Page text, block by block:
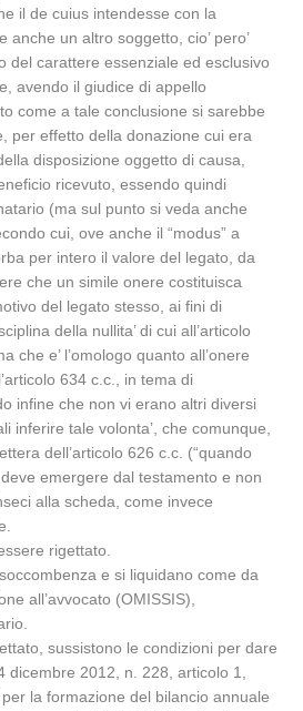
il de cuius intendesse con la
anche un altro soggetto, cio’ pero’
del carattere essenziale ed esclusivo
avendo il giudice di appello
come a tale conclusione si sarebbe
per effetto della donazione cui era
disposizione oggetto di causa,
ricevuto, essendo quindi
(ma sul punto si veda anche
cui, ove anche il “modus” a
per intero il valore del legato, da
che un simile onere costituisca
del legato stesso, ai fini di
della nullita’ di cui all’articolo
che e’ l’omologo quanto all’onere
634 c.c., in tema di
infine che non vi erano altri diversi
inferire tale volonta’, che comunque,
dell’articolo 626 c.c. (“quando
emergere dal testamento e non
alla scheda, come invece
rigettato.
e si liquidano come da
all’avvocato (OMISSIS),
sussistono le condizioni per dare
dicembre 2012, n. 228, articolo 1,
la formazione del bilancio annuale